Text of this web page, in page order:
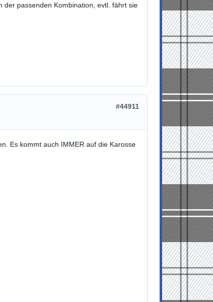
passenden Kombination, evtl. fährt sie
#44911
Es kommt auch IMMER auf die Karosse